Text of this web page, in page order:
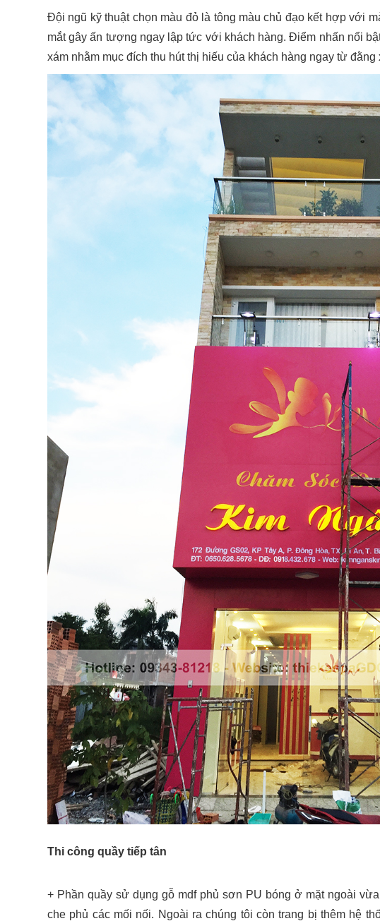
Đội ngũ kỹ thuật chọn màu đỏ là tông màu chủ đạo kết hợp với
mắt gây ấn tượng ngay lập tức với khách hàng. Điểm nhấn nổi
xám nhằm mục đích thu hút thị hiếu của khách hàng ngay từ đằng
Thi công quầy tiếp tân
+ Phần quầy sử dụng gỗ mdf phủ sơn PU bóng ở mặt ngoài
che phủ các mối nối. Ngoài ra chúng tôi còn trang bị thêm hệ